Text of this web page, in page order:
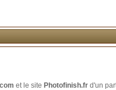
et le site Photofinish.fr d'un